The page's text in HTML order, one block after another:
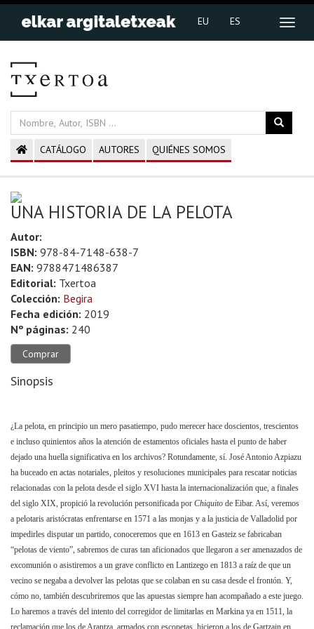
EU ES
CATÁLOGO AUTORES QUIÉNES SOMOS
UNA HISTORIA DE LA PELOTA
Autor:
ISBN: 978-84-7148-638-7
EAN: 9788471486387
Editorial: Txertoa
Colección: Begira
Fecha edición: 2019
Nº páginas: 240
Comprar
Sinopsis
¿La pelota, en principio un mero pasatiempo, pudo merecer hace doscientos, trescientos
e incluso quinientos años la atención de estamentos oficiales hasta el punto de haber
dejado una huella significativa en los archivos? Rotundamente, sí. José Antonio Azpiazu
ha buceado en actas notariales, pleitos y resoluciones municipales para rescatar noticias
relacionadas con la pelota desde el siglo XVI hasta la internacionalización que, a finales
del siglo XIX, propició la revolución personificada por Chiquito de Eibar. Así, veremos
a pelotaris aristócratas enfrentarse en 1571 a las monjas y a la justicia de Valladolid por
impedirles disputar un partido, conoceremos que en 1613 en Gasteiz se fabricaban
“pelotas de viento”, sabremos de curas tan aficionados que llegaron a ser amenazados de
excomunión o asistiremos a un grave conflicto en Lantizego en 1813 a raíz de que un
vecino se negaba a devolver las pelotas que se colaban en su casa desde el frontón. Y,
cómo no, también descubriremos que las apuestas siempre han acompañado a este juego.
Lo haremos a través del intento del corregidor de limitarlas en Markina ya en 1511, la
reclamación que los de Arantza, armados con escopetas, hicieron a los de Gartzain en